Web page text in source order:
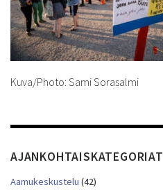
Kuva/Photo: Sami Sorasalmi
AJANKOHTAISKATEGORIAT
Aamukeskustelu (42)